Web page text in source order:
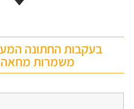
בעקבות החתונה
משמרות מחאה